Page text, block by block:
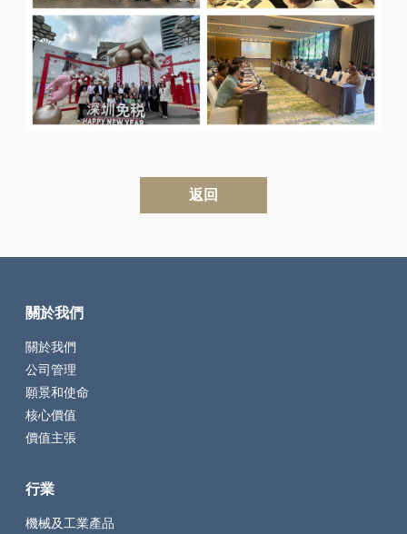
返回
關於我們
關於我們
公司管理
願景和使命
核心價值
價值主張
行業
機械及工業產品